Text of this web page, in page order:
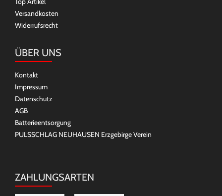
Versandkosten
Widerrufsrecht
ÜBER UNS
Kontakt
Impressum
Datenschutz
AGB
Batterieentsorgung
PULSSCHLAG NEUHAUSEN Erzgebirge Verein
ZAHLUNGSARTEN